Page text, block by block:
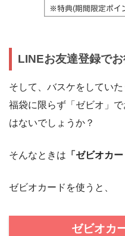
LINEお友達登録でお
そして、バスケをしてい
福袋に限らず「ゼビオ」
はないでしょうか？
そんなときは 「ゼビオカー
ゼビオカードを使うと、
ゼビオカ